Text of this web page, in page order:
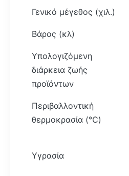
Γενικό μέγεθος (χιλ.)
Βάρος (κλ)
Υπολογιζόμενη
διάρκεια ζωής
προϊόντων
Περιβαλλοντική
θερμοκρασία (℃)
Υγρασία